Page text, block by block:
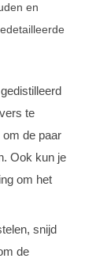
en
te
om de paar
Ook kun je
om het
snijd
de